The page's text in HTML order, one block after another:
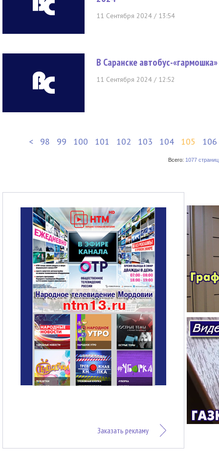
11 Сентября 2024 / 13:54
В Саранске автобус-
11 Сентября 2024 / 12:52
< 98 99 100 101 102 103 104 105 106
Всего: 1077 страниц
Заказать рекламу